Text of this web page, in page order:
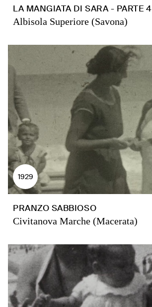
LA MANGIATA DI SARA - PARTE 4
Albisola Superiore (Savona)
1929
PRANZO SABBIOSO
Civitanova Marche (Macerata)